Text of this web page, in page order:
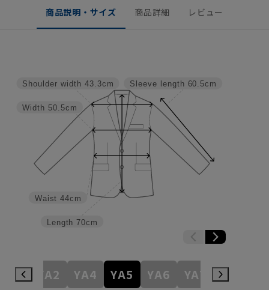
商品説明・サイズ 商品詳細 レビュー
Sleeve length 60.5cm
Length 70cm
Waist 44cm
Width 50.5cm
Shoulder width 43.3cm
YA1 YA2 YA4 YA5 YA6 YA7 YA8